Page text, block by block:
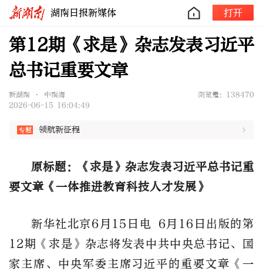
湖南日报新媒体 打开
第12期《求是》杂志发表习近平
总书记重要文章
新湖南 • 中南海
浏览量：138470
2026-06-15 16:04:49
领航新征程
原标题：《求是》杂志发表习近平总书记重
要文章《一体推进教育科技人才发展》
新华社北京6月15日电 6月16日出版的第
12期《求是》杂志将发表中共中央总书记、国
家主席、中央军委主席习近平的重要文章《一